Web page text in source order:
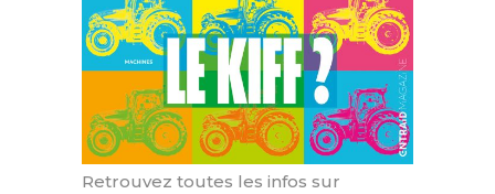
Retrouvez toutes les infos sur